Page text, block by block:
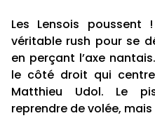
Les Lensois poussent
véritable rush pour se
en perçant l’axe
le côté droit qui
Matthieu Udol. Le
reprendre de volée,